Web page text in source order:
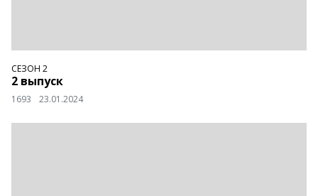
СЕЗОН 2
2 выпуск
1693 23.01.2024